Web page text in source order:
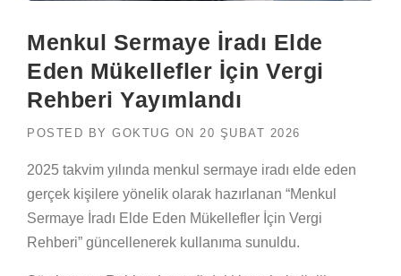
Menkul Sermaye İradı Elde
Eden Mükellefler İçin Vergi
Rehberi Yayımlandı
POSTED BY GOKTUG ON 20 ŞUBAT 2026
2025 takvim yılında menkul sermaye iradı elde eden
gerçek kişilere yönelik olarak hazırlanan “Menkul
Sermaye İradı Elde Eden Mükellefler İçin Vergi
Rehberi” güncellenerek kullanıma sunuldu.